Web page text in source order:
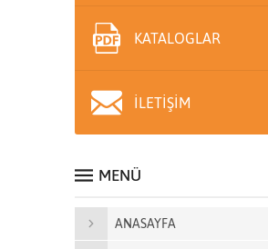
KATALOGLAR
İLETİŞİM
MENÜ
ANASAYFA